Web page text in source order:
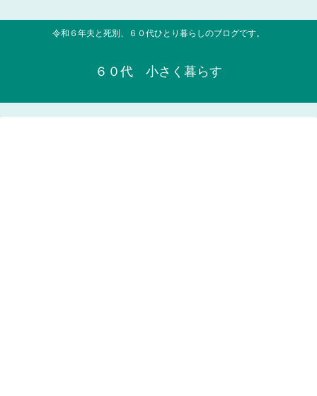
令和６年夫と死別、６０代ひとり暮らしのブログです。
６０代 小さく暮らす